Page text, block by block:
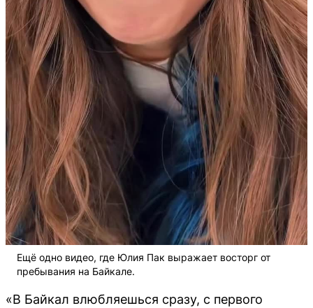
Ещё одно видео, где Юлия Пак выражает восторг от
пребывания на Байкале.
«В Байкал влюбляешься сразу, с первого